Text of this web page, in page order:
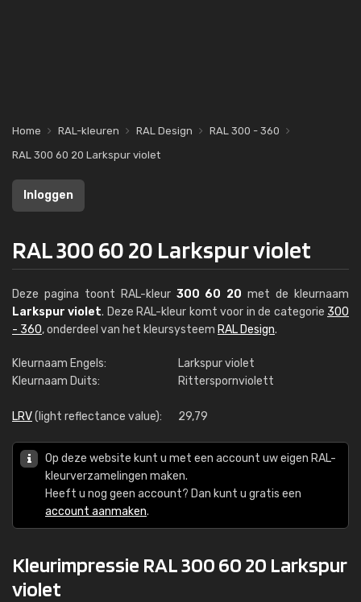
Home RAL-kleuren RAL Design
RAL 300 - 360
RAL 300 60 20 Larkspur violet
Inloggen
RAL 300 60 20 Larkspur violet
Deze pagina toont RAL-kleur 300 60 20 met de kleurnaam
Larkspur violet. Deze RAL-kleur komt voor in de categorie 300
- 360, onderdeel van het kleursysteem RAL Design.
Kleurnaam Engels:
Larkspur violet
Kleurnaam Duits:
Ritterspornviolett
LRV(light reflectance value): 29,79
Op deze website kunt u met een account uw eigen RAL-
kleurverzamelingen maken.
Heeft u nog geen account? Dan kunt u gratis een
account aanmaken.
Kleurimpressie RAL 300 60 20 Larkspur
violet